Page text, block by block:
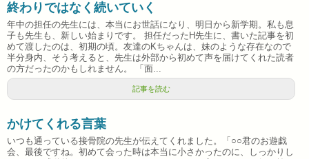
終わりではなく続いていく
年中の担任の先生には、本当にお世話になり、明日から新学期。私も息
子も先生も、新しい始まりです。 担任だったH先生に、書いた記事を初
めて渡したのは、初期の頃。友達のKちゃんは、妹のような存在なので
半分身内、そう考えると、先生は外部から初めて声を届けてくれた読者
の方だったのかもしれません。 「面...
記事を読む
かけてくれる言葉
いつも通っている接骨院の先生が伝えてくれました。「○○君のお遊戯
会、最後ですね。初めて会った時は本当に小さかったのに、しっかりし